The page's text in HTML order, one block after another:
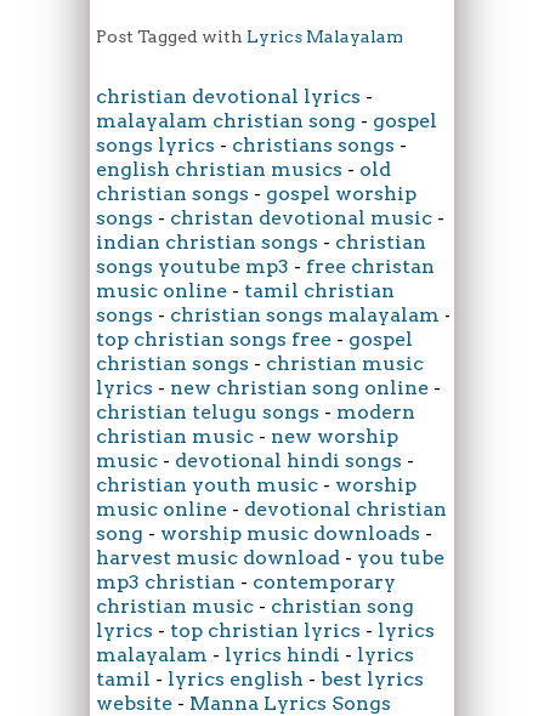
Post Tagged with Lyrics Malayalam
christian devotional lyrics -
malayalam christian song - gospel
songs lyrics - christians songs -
english christian musics - old
christian songs - gospel worship
songs - christan devotional music -
indian christian songs - christian
songs youtube mp3 - free christan
music online - tamil christian
songs - christian songs malayalam -
top christian songs free - gospel
christian songs - christian music
lyrics - new christian song online -
christian telugu songs - modern
christian music - new worship
music - devotional hindi songs -
christian youth music - worship
music online - devotional christian
song - worship music downloads -
harvest music download - you tube
mp3 christian - contemporary
christian music - christian song
lyrics - top christian lyrics - lyrics
malayalam - lyrics hindi - lyrics
tamil - lyrics english - best lyrics
website - Manna Lyrics Songs